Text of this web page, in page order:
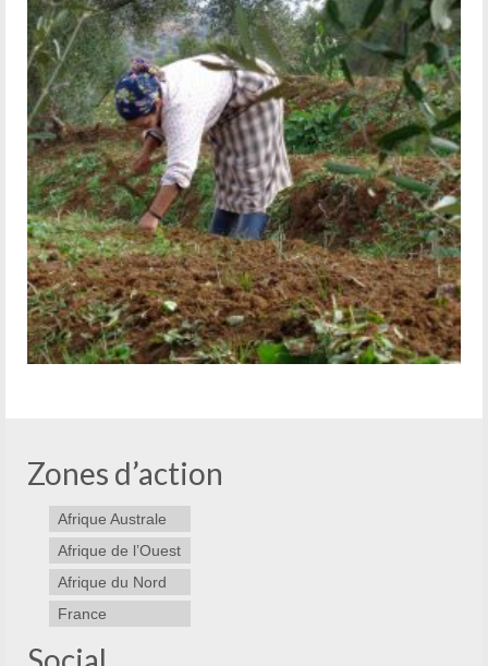
Zones d’action
Afrique Australe
Afrique de l’Ouest
Afrique du Nord
France